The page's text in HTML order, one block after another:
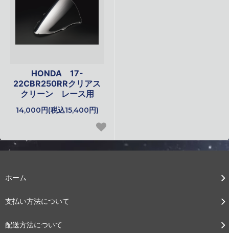
HONDA 17-
22CBR250RRクリアス
クリーン レース用
14,000円(税込15,400円)
ホーム
支払い方法について
配送方法について